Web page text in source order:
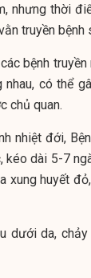
nhưng thời
truyền bệnh
bệnh
có thể
chủ quan.
nhiệt đới,
dài 5-7
xung huyết
dưới da,